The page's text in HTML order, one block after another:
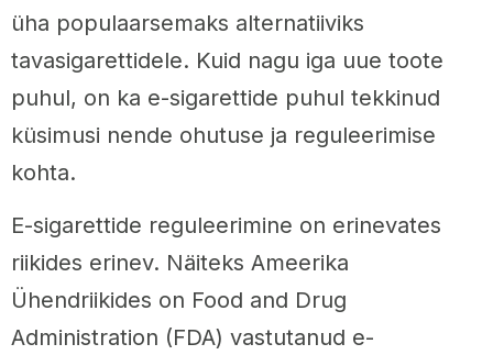
üha populaarsemaks alternatiiviks
tavasigarettidele. Kuid nagu iga uue toote
puhul, on ka e-sigarettide puhul tekkinud
küsimusi nende ohutuse ja reguleerimise
kohta.
E-sigarettide reguleerimine on erinevates
riikides erinev. Näiteks Ameerika
Ühendriikides on Food and Drug
Administration (FDA) vastutanud e-